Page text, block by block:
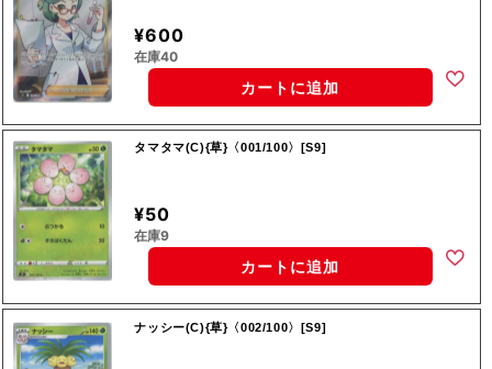
¥600
在庫40
カートに追加
タマタマ(C){草}〈001/100〉[S9]
¥50
在庫9
カートに追加
ナッシー(C){草}〈002/100〉[S9]